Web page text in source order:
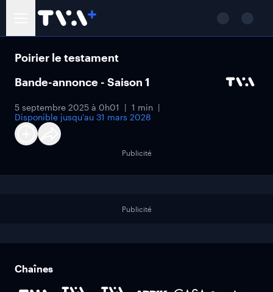
Poirier le testament
Bande-annonce - Saison 1
5 septembre 2025 à 0h01
1 min
Disponible jusqu'au 31 mars 2028
Publicité
Publicité
Chaînes